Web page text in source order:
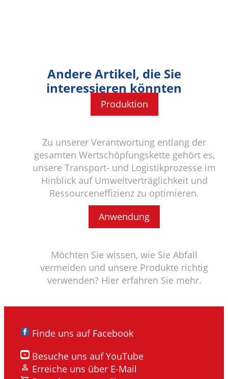
Andere Artikel, die Sie
interessieren könnten
Produktion
Zu unserer Verantwortung entlang der
gesamten Wertschöpfungskette gehört es,
unsere Transport- und Logistikprozesse im
Hinblick auf Umweltverträglichkeit und
Ressourceneffizienz zu optimieren.
Anwendung
Möchten Sie wissen, wie Sie Abfall
vermeiden und unsere Produkte richtig
verwenden? Hier erfahren Sie mehr.
Finde uns auf Facebook
Besuche uns auf YouTube
Erreiche uns über E-Mail